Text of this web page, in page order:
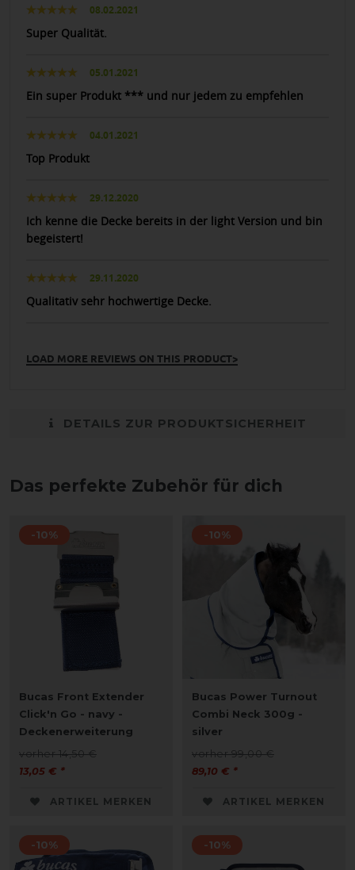
08.02.2021
Super Qualität.
05.01.2021
Ein super Produkt *** und nur jedem zu empfehlen
04.01.2021
Top Produkt
29.12.2020
Ich kenne die Decke bereits in der light Version und bin
begeistert!
29.11.2020
Qualitativ sehr hochwertige Decke.
LOAD MORE REVIEWS ON THIS PRODUCT>
DETAILS ZUR PRODUKTSICHERHEIT
Das perfekte Zubehör für dich
-10%
Bucas Front Extender
Click'n Go - navy -
Deckenerweiterung
vorher 14,50 €
13,05 € *
ARTIKEL MERKEN
-10%
Bucas Power Turnout
Combi Neck 300g -
silver
vorher 99,00 €
89,10 € *
ARTIKEL MERKEN
-10% -10%